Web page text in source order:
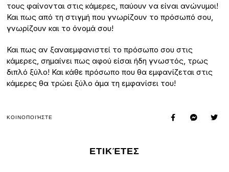
τους φαίνονται στις κάμερες, παύουν να είναι ανώνυμοι!
Και πως από τη στιγμή που γνωρίζουν το πρόσωπό σου,
γνωρίζουν και το όνομά σου!
Και πως αν ξαναεμφανιστεί το πρόσωπο σου στις
κάμερες, σημαίνει πως αφού είσαι ήδη γνωστός, τρως
διπλό ξύλο! Και κάθε πρόσωπο που θα εμφανίζεται στις
κάμερες θα τρώει ξύλο άμα τη εμφανίσει του!
ΚΟΙΝΟΠΟΙΉΣΤΕ
ΕΤΙΚΈΤΕΣ